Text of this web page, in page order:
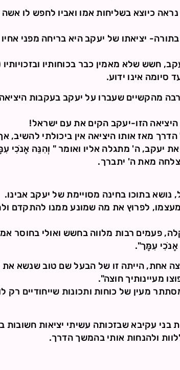
כיוצא בשליחות אמו ואביו לחפש לו
יציאתו של יעקב היא בריחה מפני
חשש שלא מאמין כבר בכוחותיו
סיומה אינו ידוע.
מהקשיים שעברו על יעקב בעקבות
היציאה הזו-יעקב הקים את עם ישראל!
מאז אותו היציאה אין ביכולתי להשיב,
יעקב, ה' מתגלה אליו ואומר " וְהִנֵּה
מאת ה' יתברך.
בתוכו בחינה מסויימת של יעקב אבינו.
לפרוץ את מה שמונע ממנו להתקדם
פעמים רבות מלווה בחשש ואולי בחוסר
אָנֹכִי עִמָּך".
אחת, הייתה זו של הבעל שם טוב שנשא
מעיינותיך חוצה".
מעין של כוחות ותכונות שייחודיים
בני עקיבא שבזכותה עשיתי יציאות חשובות
ולהנחות אותי בהמשך הדרך.